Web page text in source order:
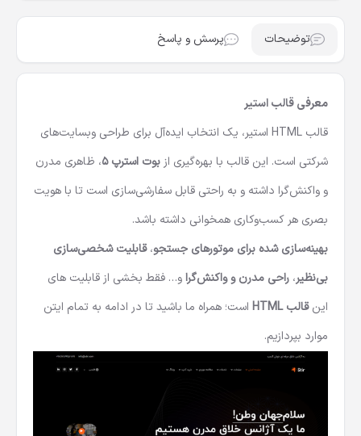
توضیحات پرسش و پاسخ
معرفی قالب استیر
قالب HTML استیر، یک انتخاب ایده‌آل برای طراحی وبسایت‌های
شرکتی است. این قالب با بهره‌گیری از بوت استرپ 5 ، ظاهری مدرن
و واکنش‌گرا داشته و به راحتی قابل سفارشی‌سازی است تا با هویت
بصری هر کسب‌وکاری همخوانی داشته باشد.
بهینه‌سازی شده برای موتورهای جستجو،قابلیت شخصی‌سازی
بی‌نظیر، راحی مدرن و واکنش‌گراو… فقط بخشی از قابلیت های
اینقالب HTML
است؛ همراه ما باشید تا در ادامه به تمام ایتن
موارد بپردازیم.